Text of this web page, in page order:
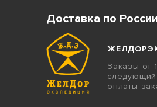
Доставка по России
Заказы от
оплаты